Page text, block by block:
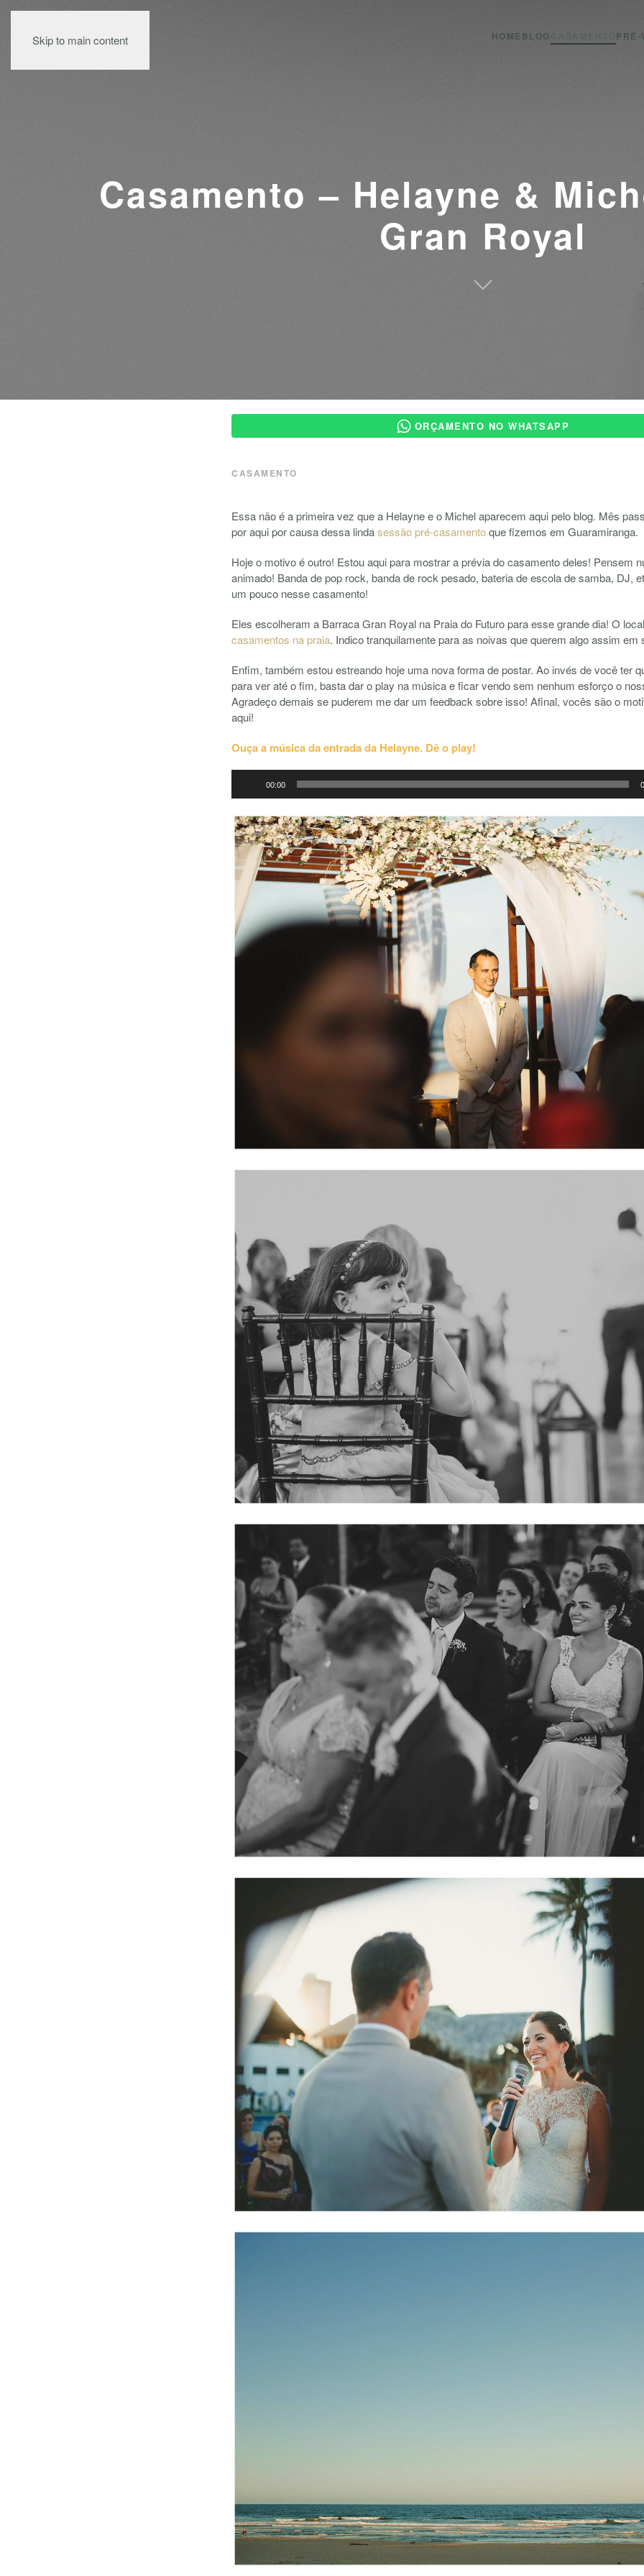
Skip to main content HOME BLOG PRÉ-
Casamento – Helayne &
Gran Royal
ORÇAMENTO NO WHATSAPP
CASAMENTO
Essa não é a primeira vez que a Helayne e o Michel aparecem aqui pelo blog. Mês
por aqui por causa dessa lindasessão pré-casamentoque fizemos em Guaramiranga.
Hoje o motivo é outro! Estou aqui para mostrar a prévia do casamento deles! Pensem
animado! Banda de pop rock, banda de rock pesado, bateria de escola de samba, DJ,
um pouco nesse casamento!
Eles escolheram a Barraca Gran Royal na Praia do Futuro para esse grande dia! O
casamentos na praia. Indico tranquilamente para as noivas que querem algo assim em
Enfim, também estou estreando hoje uma nova forma de postar. Ao invés de você ter
para ver até o fim, basta dar o play na música e ficar vendo sem nenhum esforço o
Agradeço demais se puderem me dar um feedback sobre isso! Afinal, vocês são o
aqui!
Ouça a música da entrada da Helayne. Dê o play!
00:00